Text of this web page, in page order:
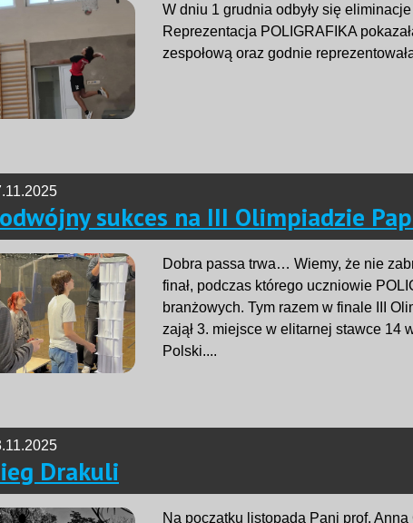
W dniu 1 grudnia odbyły się
Reprezentacja POLIGRAFIKA
zespołową oraz godnie
sukces na III Olimpiadzie
Dobra passa trwa… Wiemy, że nie
finał, podczas którego uczniowie
branżowych. Tym razem w finale III
zajął 3. miejsce w elitarnej stawce 14
Polski....
Drakuli
Na początku listopada Pani prof.